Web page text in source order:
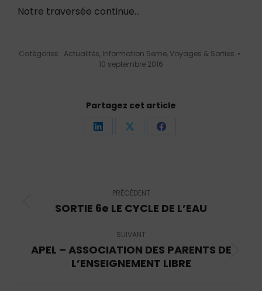
Notre traversée continue…
Catégories : Actualités, Information 5eme,Voyages & Sorties
10 septembre 2016
Partagez cet article
PartagerPartagerPartager
PRÉCÉDENT
Article
:
SORTIE 6e LE CYCLE DE L’EAU
SUIVANT
Article
APEL – ASSOCIATION DES PARENTS DE
L’ENSEIGNEMENT LIBRE